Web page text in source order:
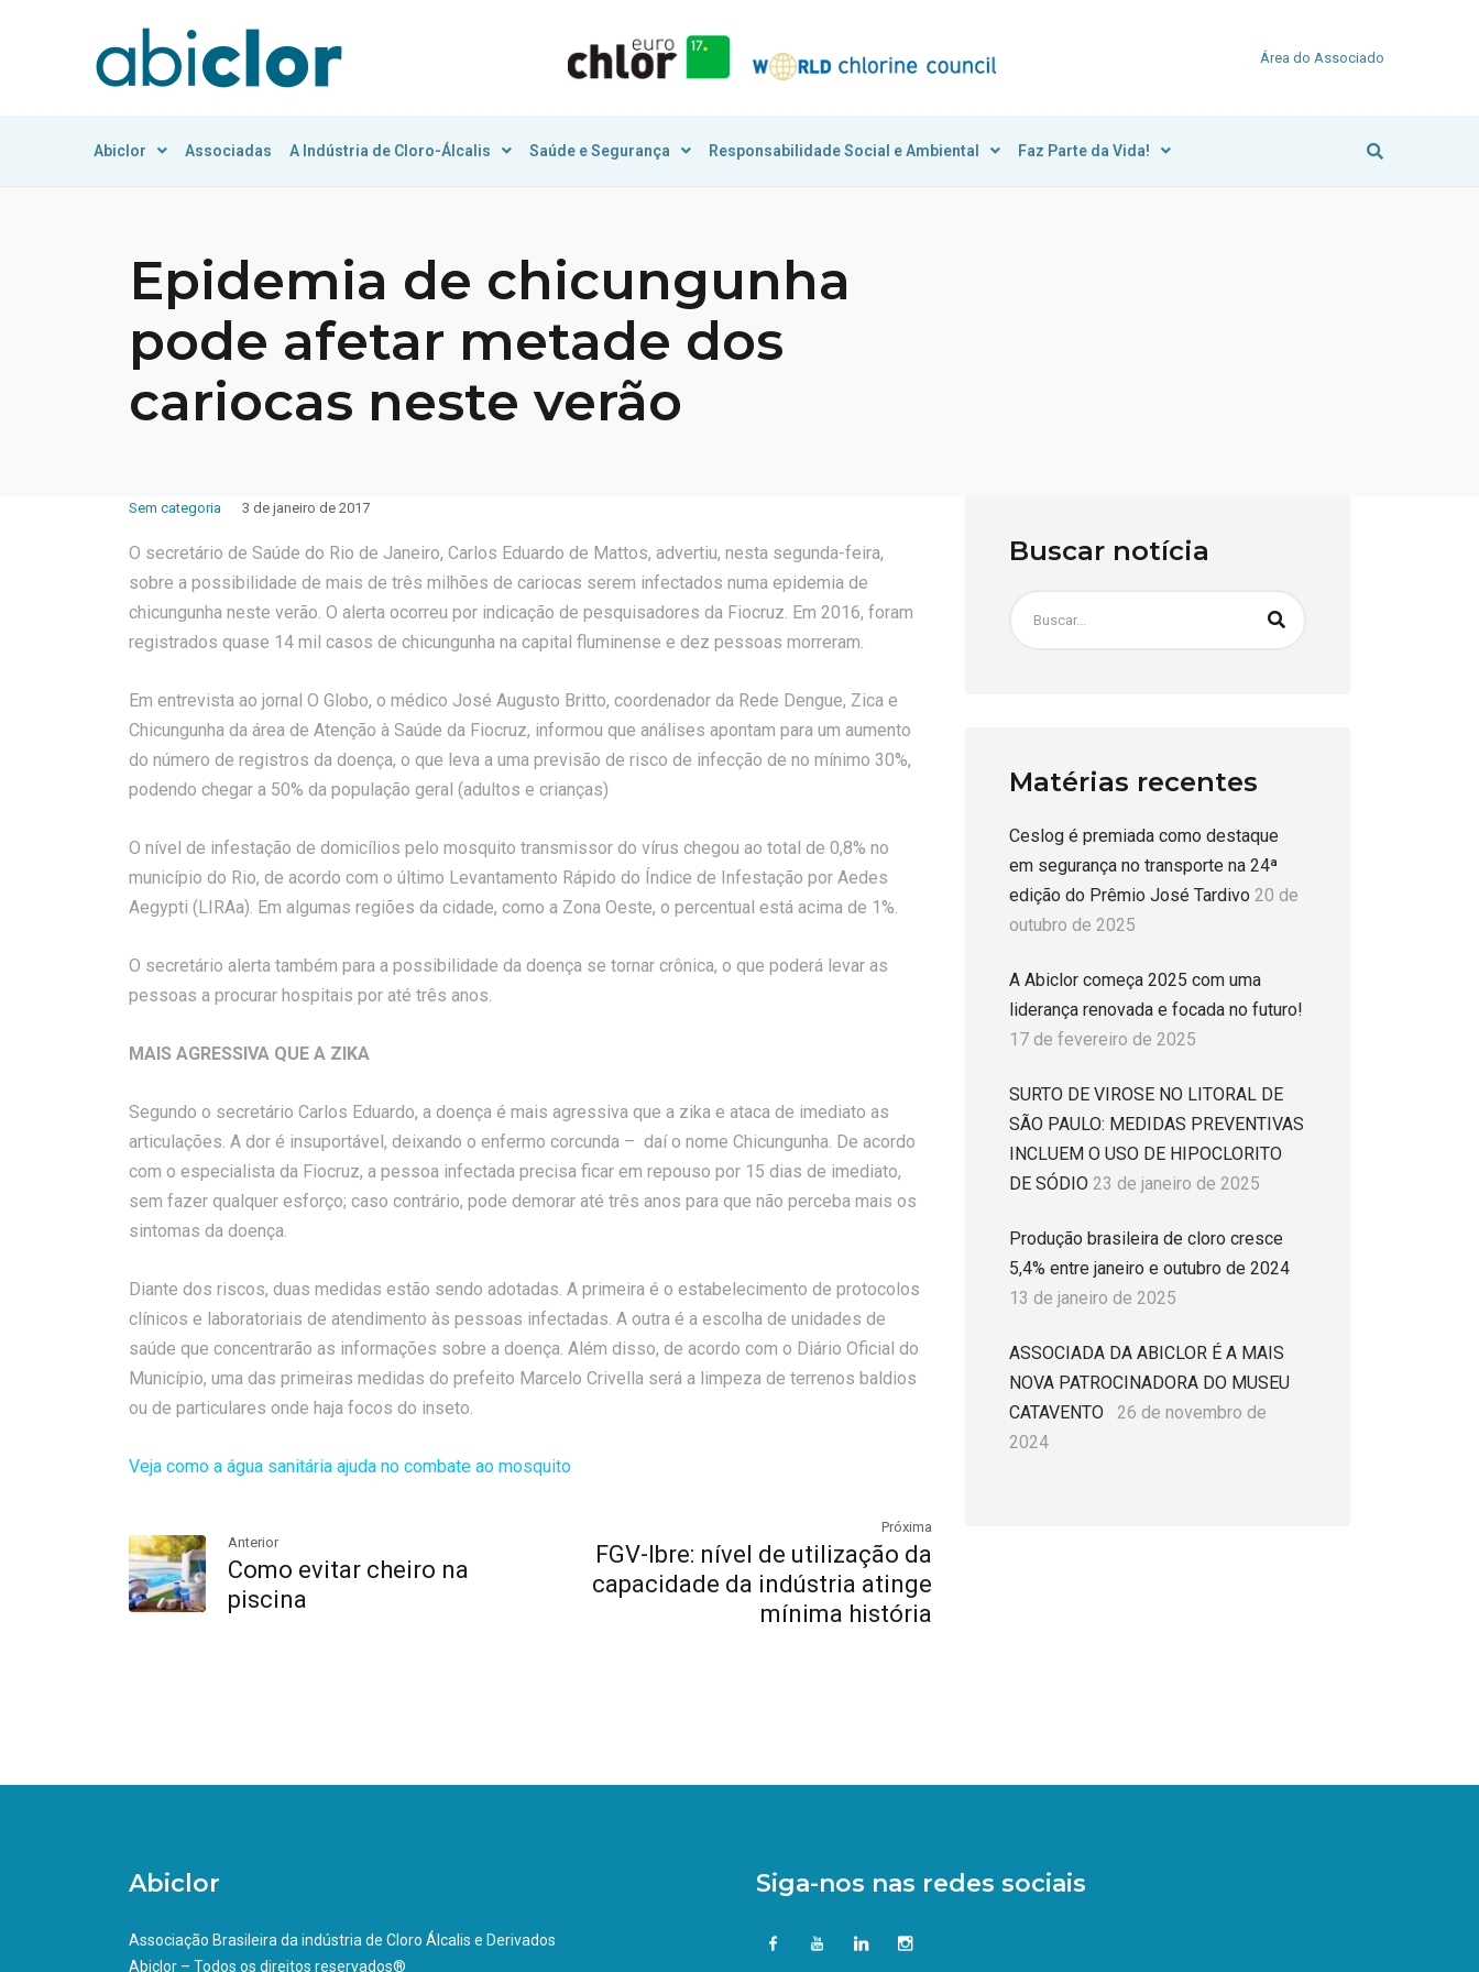
Área do Associado
Abiclor Associadas A Indústria de Cloro-Álcalis Saúde e Segurança Responsabilidade Social e Ambiental Faz Parte da Vida!
Epidemia de chicungunha
pode afetar metade dos
cariocas neste verão
Sem categoria 3 de janeiro de 2017
O secretário de Saúde do Rio de Janeiro, Carlos Eduardo de Mattos, advertiu, nesta segunda-feira,
sobre a possibilidade de mais de três milhões de cariocas serem infectados numa epidemia de
chicungunha neste verão. O alerta ocorreu por indicação de pesquisadores da Fiocruz. Em 2016, foram
registrados quase 14 mil casos de chicungunha na capital fluminense e dez pessoas morreram.
Em entrevista ao jornal O Globo, o médico José Augusto Britto, coordenador da Rede Dengue, Zica e
Chicungunha da área de Atenção à Saúde da Fiocruz, informou que análises apontam para um aumento
do número de registros da doença, o que leva a uma previsão de risco de infecção de no mínimo 30%,
podendo chegar a 50% da população geral (adultos e crianças)
O nível de infestação de domicílios pelo mosquito transmissor do vírus chegou ao total de 0,8% no
município do Rio, de acordo com o último Levantamento Rápido do Índice de Infestação por Aedes
Aegypti (LIRAa). Em algumas regiões da cidade, como a Zona Oeste, o percentual está acima de 1%.
O secretário alerta também para a possibilidade da doença se tornar crônica, o que poderá levar as
pessoas a procurar hospitais por até três anos.
MAIS AGRESSIVA QUE A ZIKA
Segundo o secretário Carlos Eduardo, a doença é mais agressiva que a zika e ataca de imediato as
articulações. A dor é insuportável, deixando o enfermo corcunda – daí o nome Chicungunha. De acordo
com o especialista da Fiocruz, a pessoa infectada precisa ficar em repouso por 15 dias de imediato,
sem fazer qualquer esforço; caso contrário, pode demorar até três anos para que não perceba mais os
sintomas da doença.
Diante dos riscos, duas medidas estão sendo adotadas. A primeira é o estabelecimento de protocolos
clínicos e laboratoriais de atendimento às pessoas infectadas. A outra é a escolha de unidades de
saúde que concentrarão as informações sobre a doença. Além disso, de acordo com o Diário Oficial do
Município, uma das primeiras medidas do prefeito Marcelo Crivella será a limpeza de terrenos baldios
ou de particulares onde haja focos do inseto.
Veja como a água sanitária ajuda no combate ao mosquito
Anterior
Como evitar cheiro na
piscina
Próxima
FGV-Ibre: nível de utilização da
capacidade da indústria atinge
mínima história
Buscar notícia
Matérias recentes
Ceslog é premiada como destaque
em segurança no transporte na 24ª
edição do Prêmio José Tardivo 20 de
outubro de 2025
A Abiclor começa 2025 com uma
liderança renovada e focada no futuro!
17 de fevereiro de 2025
SURTO DE VIROSE NO LITORAL DE
SÃO PAULO: MEDIDAS PREVENTIVAS
INCLUEM O USO DE HIPOCLORITO
DE SÓDIO 23 de janeiro de 2025
Produção brasileira de cloro cresce
5,4% entre janeiro e outubro de 2024
13 de janeiro de 2025
ASSOCIADA DA ABICLOR É A MAIS
NOVA PATROCINADORA DO MUSEU
CATAVENTO
26 de novembro de
2024
Abiclor
Associação Brasileira da indústria de Cloro Álcalis e Derivados
Abiclor – Todos os direitos reservados®
Siga-nos nas redes sociais